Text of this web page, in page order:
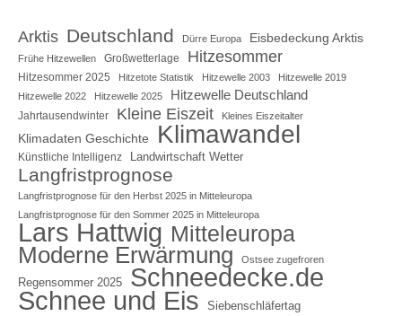
Arktis Deutschland Dürre Europa Eisbedeckung Arktis
Frühe Hitzewellen Großwetterlage Hitzesommer
Hitzesommer 2025 Hitzetote Statistik Hitzewelle 2003
Hitzewelle 2019
Hitzewelle 2022
Hitzewelle 2025 Hitzewelle Deutschland
Jahrtausendwinter Kleine Eiszeit Kleines Eiszeitalter
Klimadaten Geschichte Klimawandel
Künstliche Intelligenz Landwirtschaft Wetter
Langfristprognose
Langfristprognose für den Herbst 2025 in Mitteleuropa
Langfristprognose für den Sommer 2025 in Mitteleuropa
Lars Hattwig Mitteleuropa
Moderne Erwärmung Ostsee zugefroren
Regensommer 2025 Schneedecke.de
Schnee und Eis Siebenschläfertag